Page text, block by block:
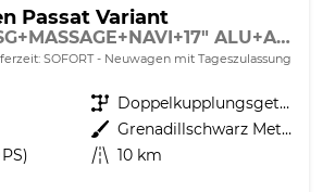
Passat Variant
Business DSG+MASSAGE+NAVI+17" ALU+ACC+KAMERA+LED
SOFORT Neuwagen mit Tageszulassung
Getriebe
Doppelkupplungsgetriebe (DSG)
Außenfarbe
Grenadillschwarz Metallic
Kilometerstand 10 km